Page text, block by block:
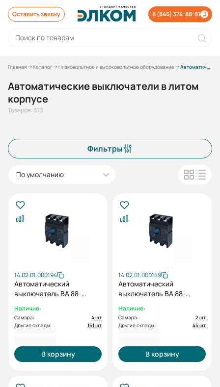
Оставить заявку 8 (846) 374-88-81
Главная Каталог Низковольтное и высоковольтное оборудование Автоматические выключатели в литом корпусе
Автоматические выключатели в литом
корпусе
Товаров: 373
Фильтры
По умолчанию
14.02.01.000194
Автоматический
выключатель BA 88-
25кА AC380/415В ESQ
Наличие:
Самара:
4 шт
Другие склады:
161 шт
В корзину
14.02.01.000159
Автоматический
выключатель BA 88-
25кА AC380/415В ESQ
Наличие:
Самара:
2 шт
Другие склады:
45 шт
В корзину